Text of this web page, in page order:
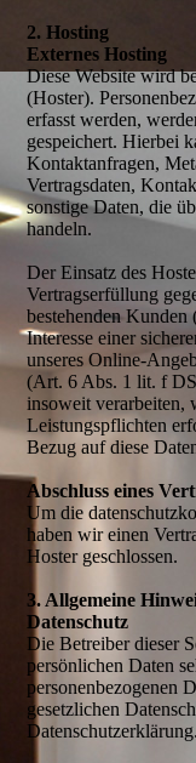
2. Hosting
Externes Hosting
Diese Website wird
(Hoster).
erfasst werden,
gespeichert. Hierbei
Kontaktanfragen,
Vertragsdaten,
sonstige Daten, die
handeln.
Der Einsatz des
Vertragserfüllung
bestehenden
Interesse einer
unseres Online-
(Art. 6 Abs. 1 lit. f
insoweit verarbeiten,
Leistungspflichten
Bezug auf diese
Abschluss eines
Um die
haben wir einen
Hoster geschlossen.
3. Allgemeine
Datenschutz
Die Betreiber dieser
persönlichen Daten
personenbezogenen
gesetzlichen
Datenschutzerklärung.